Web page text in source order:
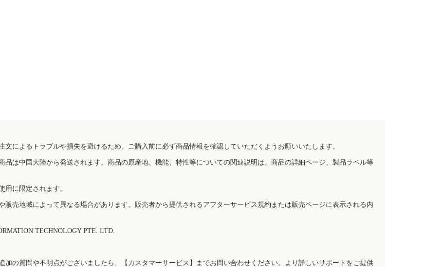
によるトラブルや損失を避けるため、ご購入前に必ず商品情報を確認していただくようお願いいたします。
は中国大陸から発送されます。商品の原産地、機能、特性等についての関連説明は、商品の詳細ページ、製品ラベル等
用に限定されます。
売地域によって異なる場合があります。販売者から提供されるアフターサービス規約または販売ページに表示される内
TECHNOLOGY PTE. LTD.
の質問や不明点がございましたら、【カスタマーサービス】までお問い合わせください。より詳しいサポートをご提供